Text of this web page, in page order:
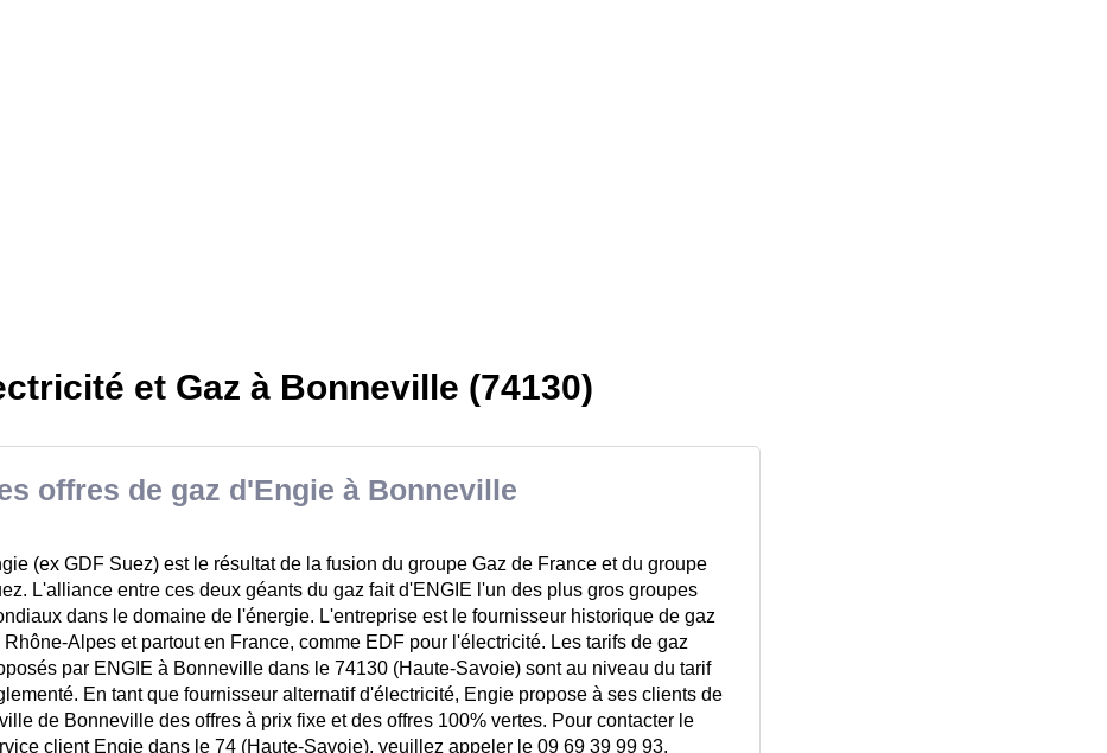
et Gaz à Bonneville (74130)
offres de gaz d'Engie à Bonneville
(ex GDF Suez) est le résultat de la fusion du groupe Gaz de France et du groupe
L'alliance entre ces deux géants du gaz fait d'ENGIE l'un des plus gros groupes
dans le domaine de l'énergie. L'entreprise est le fournisseur historique de gaz
Rhône-Alpes et partout en France, comme EDF pour l'électricité. Les tarifs de gaz
par ENGIE à Bonneville dans le 74130 (Haute-Savoie) sont au niveau du tarif
En tant que fournisseur alternatif d'électricité, Engie propose à ses clients de
de Bonneville des offres à prix fixe et des offres 100% vertes. Pour contacter le
client Engie dans le 74 (Haute-Savoie), veuillez appeler le 09 69 39 99 93.